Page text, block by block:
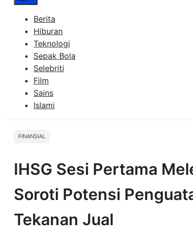
Berita
Hiburan
Teknologi
Sepak Bola
Selebriti
Film
Sains
Islami
FINANSIAL
IHSG Sesi Pertama
Soroti Potensi
Tekanan Jual